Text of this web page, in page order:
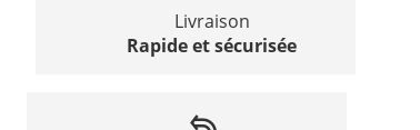
Livraison
Rapide et sécurisée